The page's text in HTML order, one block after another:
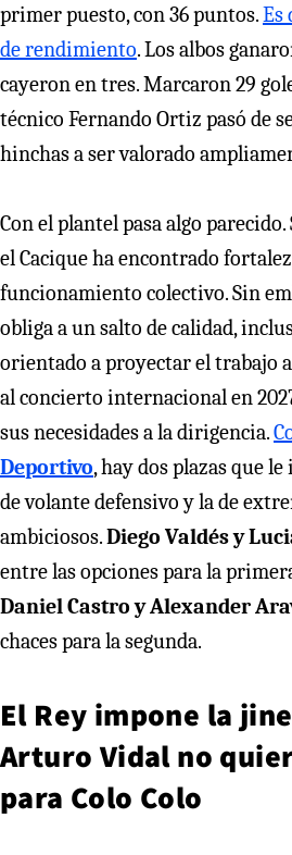
primer puesto, con 36 puntos.Es
de rendimiento. Los albos
cayeron en tres. Marcaron 29
técnico Fernando Ortiz pasó de
hinchas a ser valorado
Con el plantel pasa algo
el Cacique ha encontrado
funcionamiento colectivo. Sin
obliga a un salto de calidad,
orientado a proyectar el trabajo
al concierto internacional en
sus necesidades a la dirigencia.
Deportivo, hay dos plazas que
de volante defensivo y la de
ambiciosos.Diego Valdés y
entre las opciones para la
Daniel Castro y Alexander
chaces para la segunda.
El Rey impone la
Arturo Vidal no
para Colo Colo